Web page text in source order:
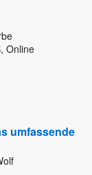
Online
umfassende